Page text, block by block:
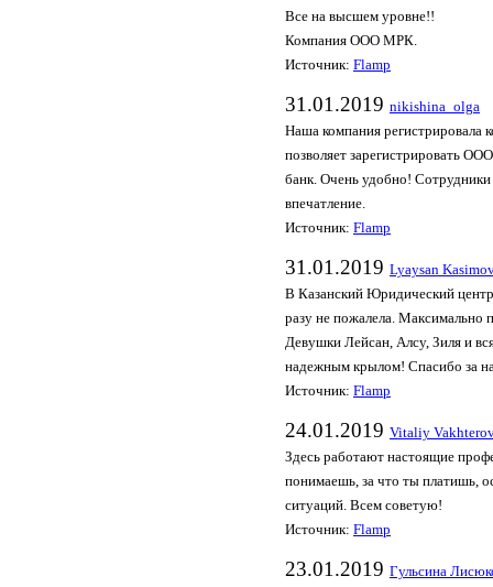
Все на высшем уровне!!
Компания ООО МРК.
Источник: Flamp
31.01.2019 nikishina_olga
Наша компания регистрировала
позволяет зарегистрировать
банк. Очень удобно! Сотрудники
впечатление.
Источник: Flamp
31.01.2019 Lyaysan
В Казанский Юридический
разу не пожалела. Максимально
Девушки Лейсан, Алсу, Зиля и
надежным крылом! Спасибо за
Источник: Flamp
24.01.2019 Vitaliy
Здесь работают настоящие
понимаешь, за что ты платишь,
ситуаций. Всем советую!
Источник: Flamp
23.01.2019 Гульсина